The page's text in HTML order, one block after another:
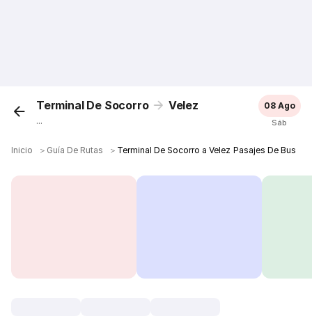
Terminal De Socorro Velez
...
08 Ago
Sáb
Inicio ＞ Guía De Rutas ＞ Terminal De Socorro a Velez Pasajes De Bus